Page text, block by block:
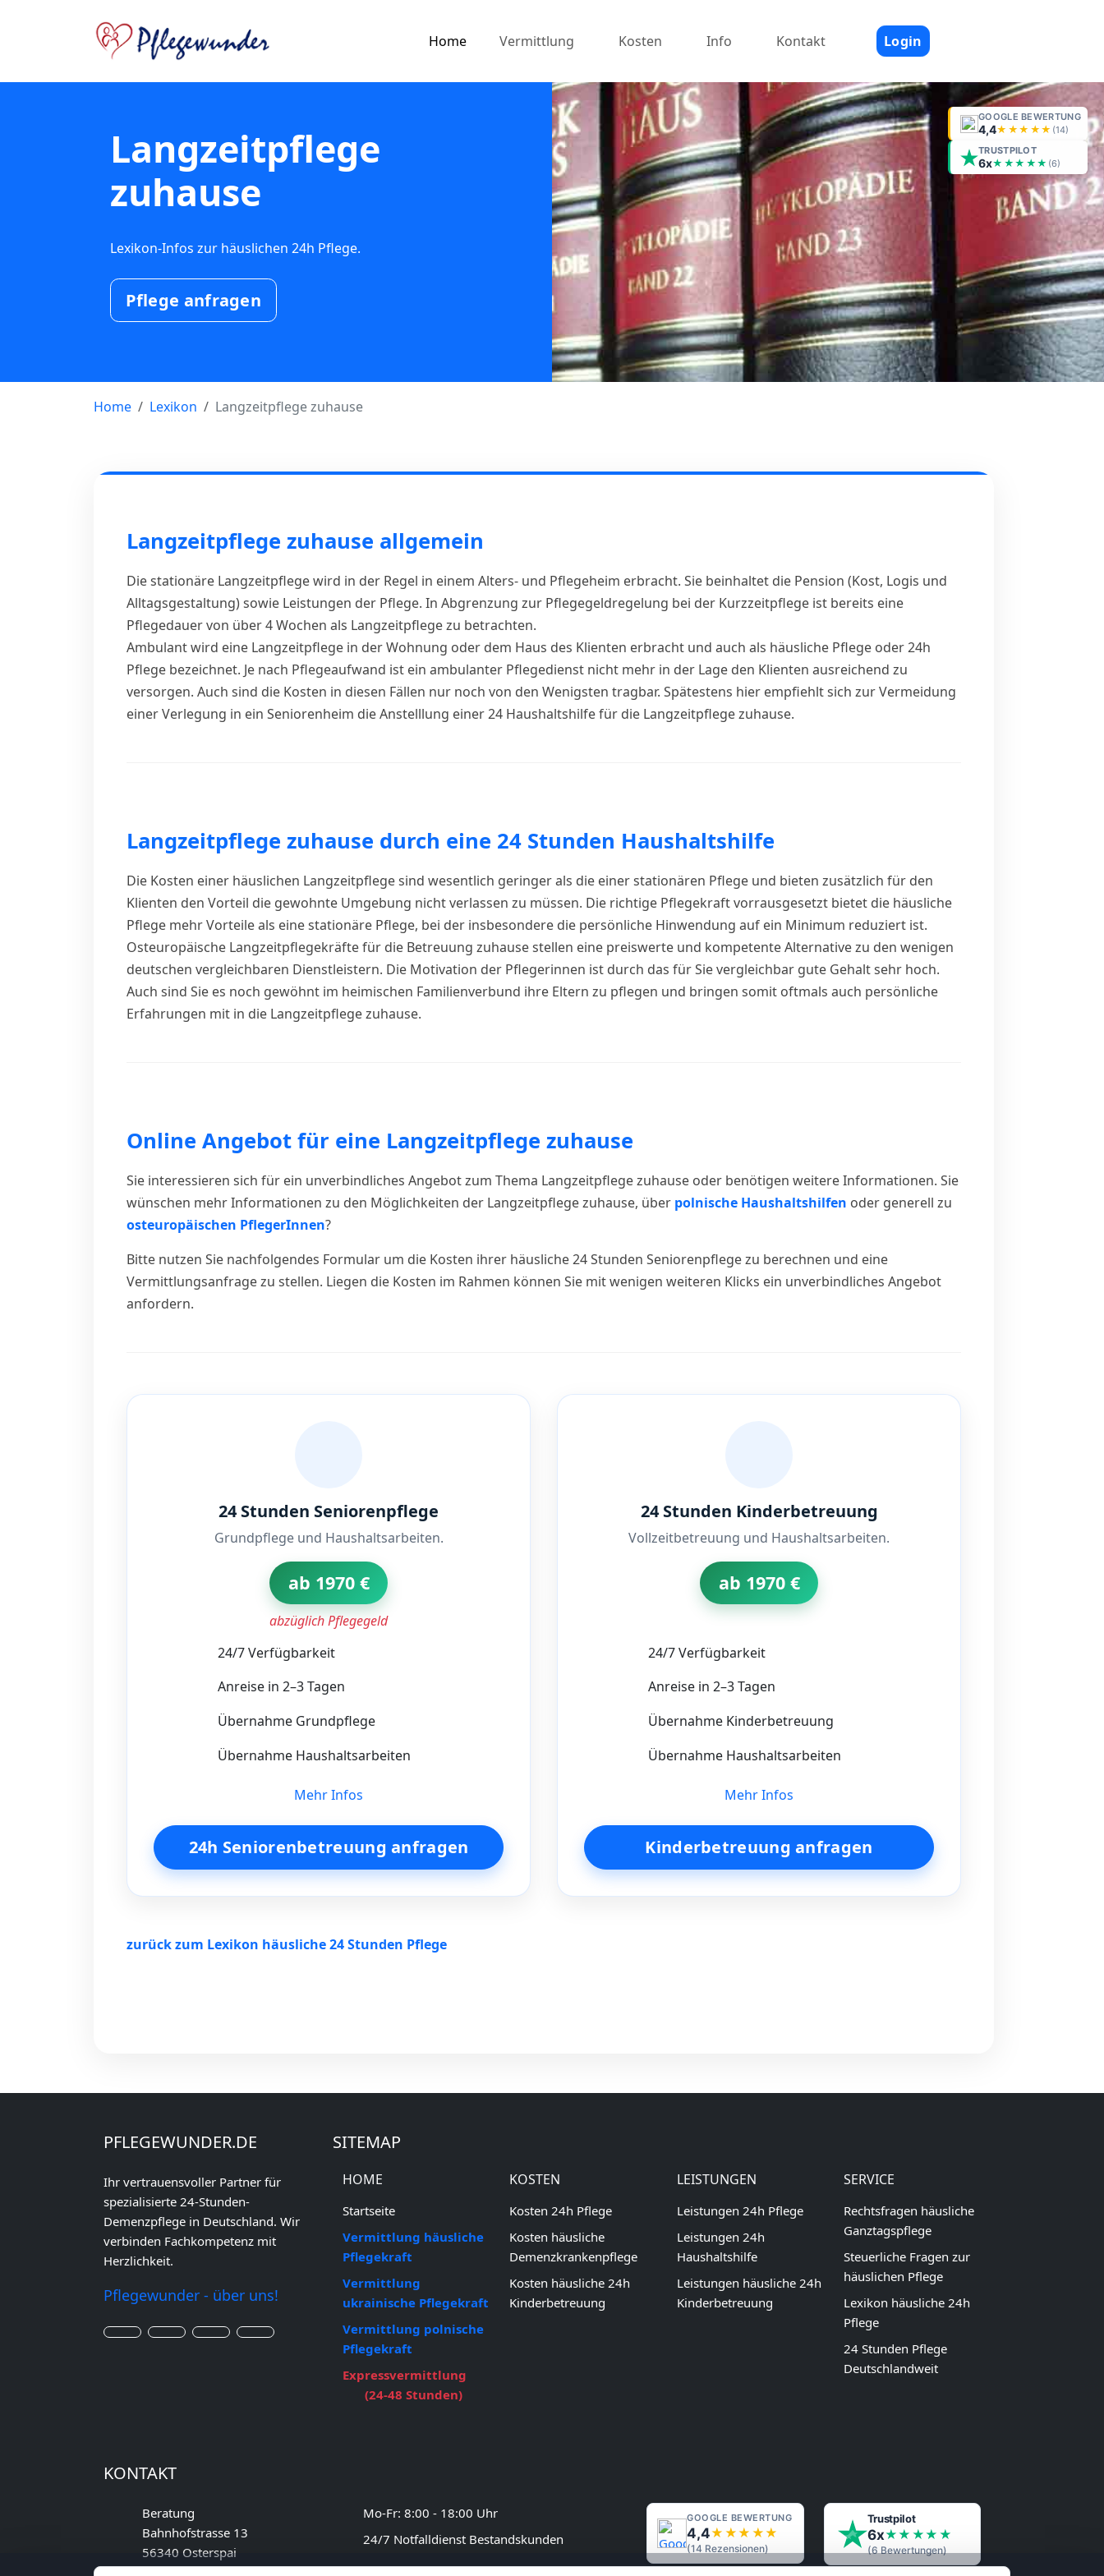
Home Vermittlung Kosten Info Kontakt Login
GOOGLE BEWERTUNG
4,4★★★★★ (14)
TRUSTPILOT
6x★★★★★ (6)
Langzeitpflege
zuhause
Lexikon-Infos zur häuslichen 24h Pflege.
Pflege anfragen
Home Lexikon Langzeitpflege zuhause
Langzeitpflege zuhause allgemein
Die stationäre Langzeitpflege wird in der Regel in einem Alters- und Pflegeheim erbracht. Sie beinhaltet die Pension (Kost, Logis und
Alltagsgestaltung) sowie Leistungen der Pflege. In Abgrenzung zur Pflegegeldregelung bei der Kurzzeitpflege ist bereits eine
Pflegedauer von über 4 Wochen als Langzeitpflege zu betrachten.
Ambulant wird eine Langzeitpflege in der Wohnung oder dem Haus des Klienten erbracht und auch als häusliche Pflege oder 24h
Pflege bezeichnet. Je nach Pflegeaufwand ist ein ambulanter Pflegedienst nicht mehr in der Lage den Klienten ausreichend zu
versorgen. Auch sind die Kosten in diesen Fällen nur noch von den Wenigsten tragbar. Spätestens hier empfiehlt sich zur Vermeidung
einer Verlegung in ein Seniorenheim die Anstelllung einer 24 Haushaltshilfe für die Langzeitpflege zuhause.
Langzeitpflege zuhause durch eine 24 Stunden Haushaltshilfe
Die Kosten einer häuslichen Langzeitpflege sind wesentlich geringer als die einer stationären Pflege und bieten zusätzlich für den
Klienten den Vorteil die gewohnte Umgebung nicht verlassen zu müssen. Die richtige Pflegekraft vorrausgesetzt bietet die häusliche
Pflege mehr Vorteile als eine stationäre Pflege, bei der insbesondere die persönliche Hinwendung auf ein Minimum reduziert ist.
Osteuropäische Langzeitpflegekräfte für die Betreuung zuhause stellen eine preiswerte und kompetente Alternative zu den wenigen
deutschen vergleichbaren Dienstleistern. Die Motivation der Pflegerinnen ist durch das für Sie vergleichbar gute Gehalt sehr hoch.
Auch sind Sie es noch gewöhnt im heimischen Familienverbund ihre Eltern zu pflegen und bringen somit oftmals auch persönliche
Erfahrungen mit in die Langzeitpflege zuhause.
Online Angebot für eine Langzeitpflege zuhause
Sie interessieren sich für ein unverbindliches Angebot zum Thema Langzeitpflege zuhause oder benötigen weitere Informationen. Sie
wünschen mehr Informationen zu den Möglichkeiten der Langzeitpflege zuhause, über polnische Haushaltshilfen oder generell zu
osteuropäischen PflegerInnen?
Bitte nutzen Sie nachfolgendes Formular um die Kosten ihrer häusliche 24 Stunden Seniorenpflege zu berechnen und eine
Vermittlungsanfrage zu stellen. Liegen die Kosten im Rahmen können Sie mit wenigen weiteren Klicks ein unverbindliches Angebot
anfordern.
24 Stunden Seniorenpflege
Grundpflege und Haushaltsarbeiten.
ab 1970 €
abzüglich Pflegegeld
24/7 Verfügbarkeit
Anreise in 2–3 Tagen
Übernahme Grundpflege
Übernahme Haushaltsarbeiten
Mehr Infos
24h Seniorenbetreuung anfragen
24 Stunden Kinderbetreuung
Vollzeitbetreuung und Haushaltsarbeiten.
ab 1970 €
24/7 Verfügbarkeit
Anreise in 2–3 Tagen
Übernahme Kinderbetreuung
Übernahme Haushaltsarbeiten
Mehr Infos
Kinderbetreuung anfragen
zurück zum Lexikon häusliche 24 Stunden Pflege
PFLEGEWUNDER.DE
Ihr vertrauensvoller Partner für
spezialisierte 24-Stunden-
Demenzpflege in Deutschland. Wir
verbinden Fachkompetenz mit
Herzlichkeit.
Pflegewunder - über uns!
SITEMAP
HOME
Startseite
Vermittlung häusliche
Pflegekraft
Vermittlung
ukrainische Pflegekraft
Vermittlung polnische
Pflegekraft
Expressvermittlung
(24-48 Stunden)
KOSTEN
Kosten 24h Pflege
Kosten häusliche
Demenzkrankenpflege
Kosten häusliche 24h
Kinderbetreuung
LEISTUNGEN
Leistungen 24h Pflege
Leistungen 24h
Haushaltshilfe
Leistungen häusliche 24h
Kinderbetreuung
SERVICE
Rechtsfragen häusliche
Ganztagspflege
Steuerliche Fragen zur
häuslichen Pflege
Lexikon häusliche 24h
Pflege
24 Stunden Pflege
Deutschlandweit
KONTAKT
Beratung
Bahnhofstrasse 13
56340 Osterspai
Mo-Fr: 8:00 - 18:00 Uhr
24/7 Notfalldienst Bestandskunden
bundesweite Vermittlungen von Pflege-und
GOOGLE BEWERTUNG
4,4★★★★★
(14 Rezensionen)
Trustpilot
6x★★★★★
(6 Bewertungen)